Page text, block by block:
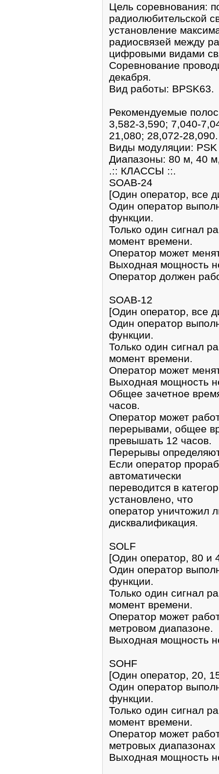
Цель соревнования:
радиолюбительской
установление
радиосвязей между
цифровыми видами
Соревнование
декабря.
Вид работы: BPSK63.
Рекомендуемые
3,582-3,590; 7,040-
21,080; 28,072-28,090.
Виды модуляции: PSK
Диапазоны: 80 м, 40
.:: КЛАССЫ ::.
SOAB-24
[Один оператор, все
Один оператор
функции.
Только один сигнал
момент времени.
Оператор может
Выходная мощность
Оператор должен
SOAB-12
[Один оператор, все
Один оператор
функции.
Только один сигнал
момент времени.
Оператор может
Выходная мощность
Общее зачетное
часов.
Оператор может
перерывами, общее
превышать 12 часов.
Перерывы
Если оператор
автоматически
переводится в
установлено, что
оператор уничтожил
дисквалификация.
SOLF
[Один оператор, 80 и
Один оператор
функции.
Только один сигнал
момент времени.
Оператор может
метровом диапазоне.
Выходная мощность
SOHF
[Один оператор, 20,
Один оператор
функции.
Только один сигнал
момент времени.
Оператор может
метровых диапазонах
Выходная мощность